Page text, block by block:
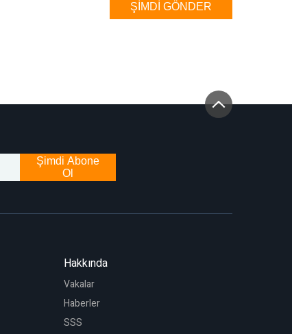
ŞIMDI GÖNDER
Şimdi Abone
Ol
Hakkında
Vakalar
Haberler
SSS